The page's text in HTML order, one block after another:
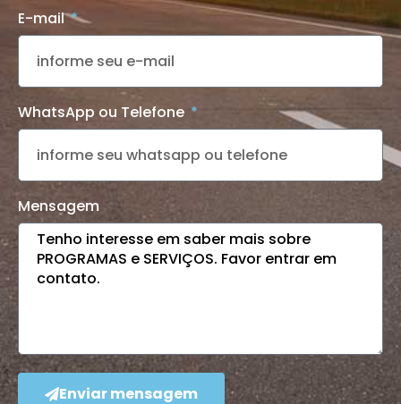
E-mail
WhatsApp ou Telefone
Mensagem
Enviar mensagem